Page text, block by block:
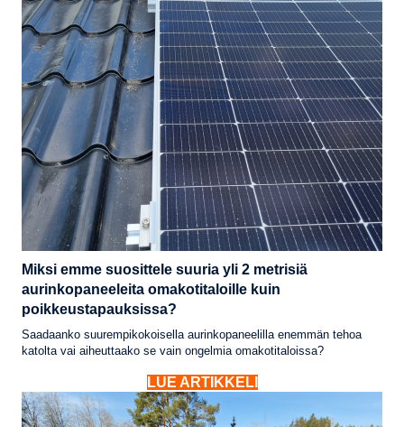
Miksi emme suosittele suuria yli 2 metrisiä
aurinkopaneeleita omakotitaloille kuin
poikkeustapauksissa?
Saadaanko suurempikokoisella aurinkopaneelilla enemmän tehoa
katolta vai aiheuttaako se vain ongelmia omakotitaloissa?
LUE ARTIKKELI